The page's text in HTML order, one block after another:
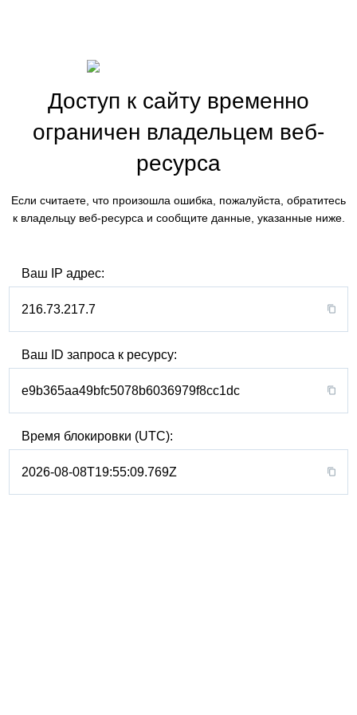
Доступ к сайту временно
ограничен владельцем веб-
ресурса
Если считаете, что произошла ошибка, пожалуйста, обратитесь
к владельцу веб-ресурса и сообщите данные, указанные ниже.
Ваш IP адрес:
216.73.217.7
Ваш ID запроса к ресурсу:
e9b365aa49bfc5078b6036979f8cc1dc
Время блокировки (UTC):
2026-08-08T19:55:09.769Z